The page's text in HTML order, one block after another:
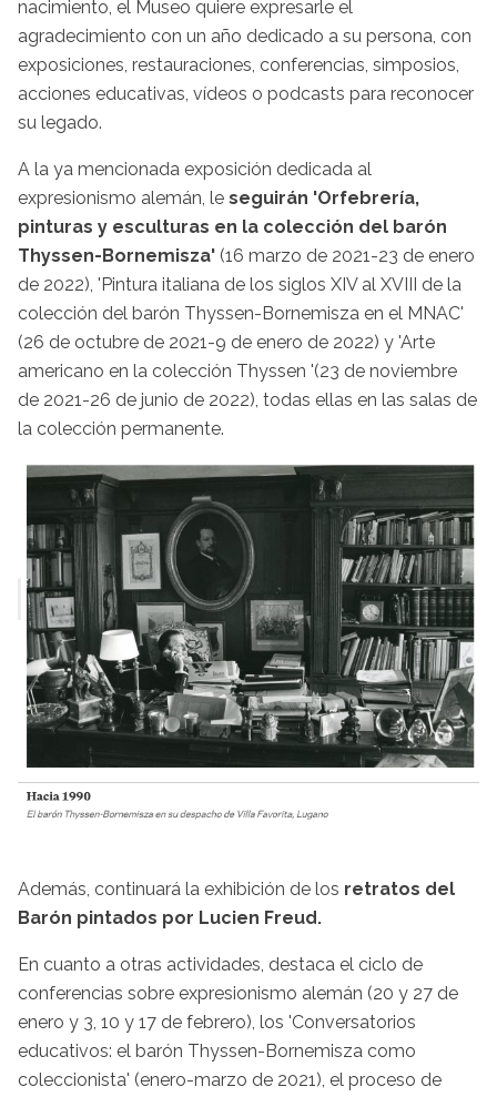
nacimiento, el Museo quiere expresarle el
agradecimiento con un año dedicado a su persona, con
exposiciones, restauraciones, conferencias, simposios,
acciones educativas, vídeos o podcasts para reconocer
su legado.
A la ya mencionada exposición dedicada al
expresionismo alemán, le seguirán 'Orfebrería,
pinturas y esculturas en la colección del barón
Thyssen-Bornemisza' (16 marzo de 2021-23 de enero
de 2022), 'Pintura italiana de los siglos XIV al XVIII de la
colección del barón Thyssen-Bornemisza en el MNAC'
(26 de octubre de 2021-9 de enero de 2022) y 'Arte
americano en la colección Thyssen '(23 de noviembre
de 2021-26 de junio de 2022), todas ellas en las salas de
la colección permanente.
Además, continuará la exhibición de los retratos del
Barón pintados por Lucien Freud.
En cuanto a otras actividades, destaca el ciclo de
conferencias sobre expresionismo alemán (20 y 27 de
enero y 3, 10 y 17 de febrero), los 'Conversatorios
educativos: el barón Thyssen-Bornemisza como
coleccionista' (enero-marzo de 2021), el proceso de